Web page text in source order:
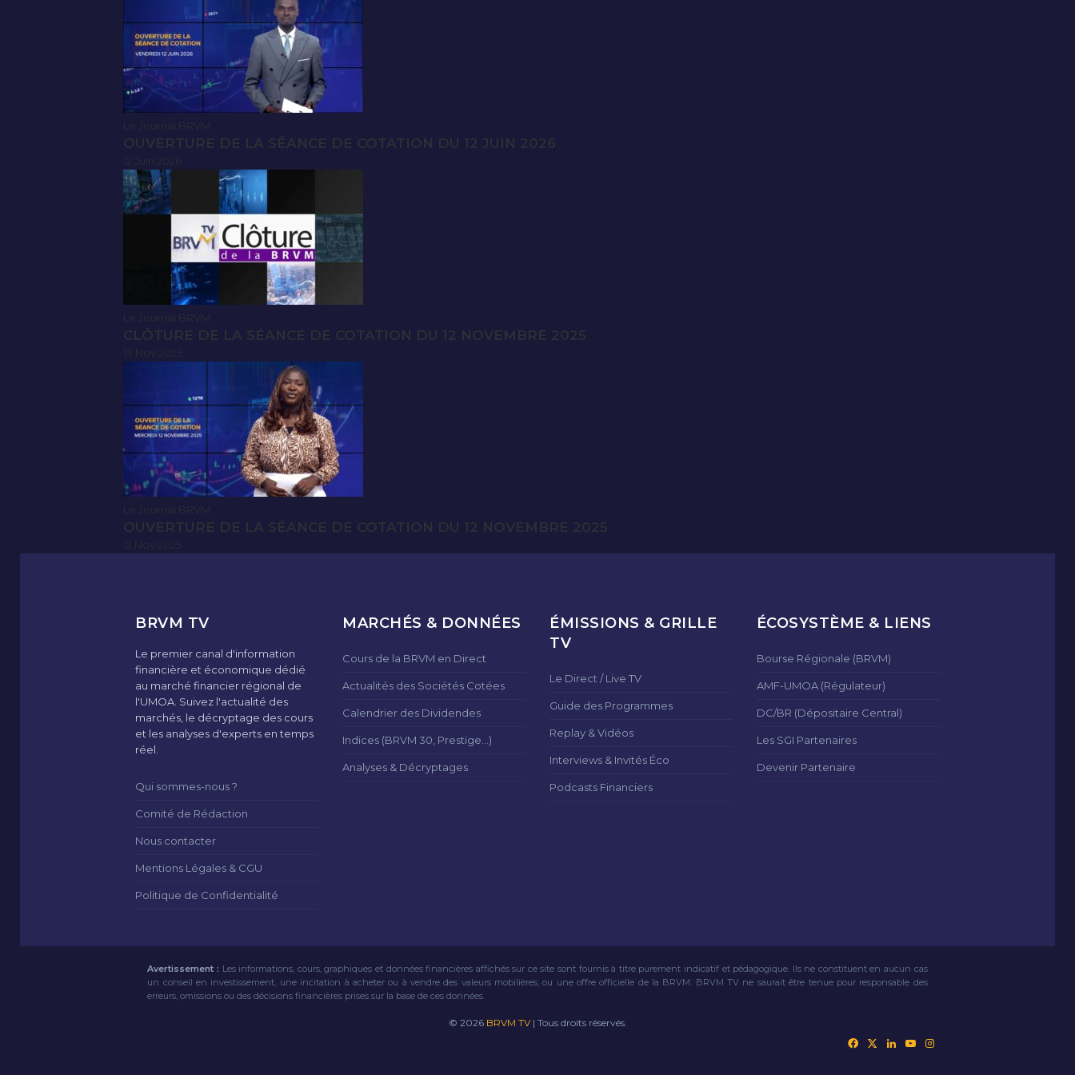
Le Journal BRVM
OUVERTURE DE LA SÉANCE DE COTATION DU 12 JUIN 2026
Le Journal BRVM
CLÔTURE DE LA SÉANCE DE COTATION DU 12 NOVEMBRE 2025
Le Journal BRVM
OUVERTURE DE LA SÉANCE DE COTATION DU 12 NOVEMBRE 2025
BRVM TV
Le premier canal d'information
financière et économique dédié
au marché financier régional de
l'UMOA. Suivez l'actualité des
marchés, le décryptage des cours
et les analyses d'experts en temps
réel.
Qui sommes-nous ?
Comité de Rédaction
Nous contacter
Mentions Légales & CGU
Politique de Confidentialité
MARCHÉS & DONNÉES
Cours de la BRVM en Direct
Actualités des Sociétés Cotées
Calendrier des Dividendes
Indices (BRVM 30, Prestige...)
Analyses & Décryptages
ÉMISSIONS & GRILLE
TV
Le Direct / Live TV
Guide des Programmes
Replay & Vidéos
Interviews & Invités Éco
Podcasts Financiers
ÉCOSYSTÈME & LIENS
Bourse Régionale (BRVM)
AMF-UMOA (Régulateur)
DC/BR (Dépositaire Central)
Les SGI Partenaires
Devenir Partenaire
Avertissement : Les informations, cours, graphiques et données financières affichés sur ce site sont fournis à titre purement indicatif et pédagogique. Ils ne constituent en aucun cas
un conseil en investissement, une incitation à acheter ou à vendre des valeurs mobilières, ou une offre officielle de la BRVM. BRVM TV ne saurait être tenue pour responsable des
erreurs, omissions ou des décisions financières prises sur la base de ces données.
© 2026 BRVM TV| Tous droits réservés.
FacebookLinkedinYouTube